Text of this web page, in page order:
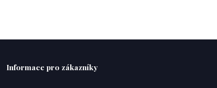
Informace pro zákazníky